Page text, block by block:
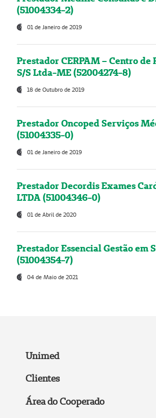
(51004334-2)
01 de Janeiro de 2019
Prestador CERPAM – Centro de
S/S Ltda-ME (52004274-8)
18 de Outubro de 2019
Prestador Oncoped Serviços
(51004335-0)
01 de Janeiro de 2019
Prestador Decordis Exames
LTDA (51004346-0)
01 de Abril de 2020
Prestador Essencial Gestão em
(51004354-7)
04 de Maio de 2021
Unimed
Clientes
Área do Cooperado